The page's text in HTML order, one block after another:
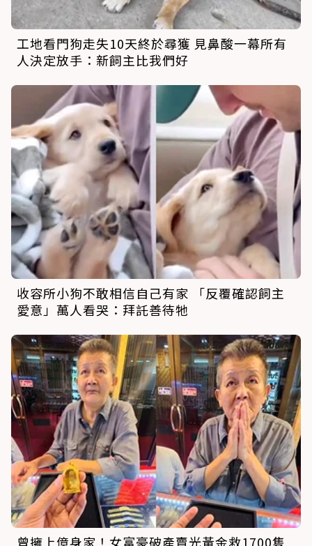
工地看門狗走失10天終於尋獲 見鼻酸一幕所有
人決定放手：新飼主比我們好
收容所小狗不敢相信自己有家 「反覆確認飼主
愛意」萬人看哭：拜託善待牠
曾擁上億身家！女富豪破產賣光黃金救1700隻